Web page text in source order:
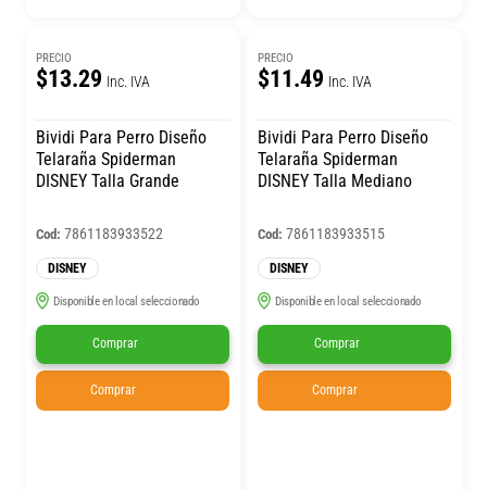
PRECIO
$13.29 Inc. IVA
Bividi Para Perro Diseño
Telaraña Spiderman
DISNEY Talla Grande
Cod: 7861183933522
DISNEY
Disponible en local seleccionado
Comprar
Comprar
PRECIO
$11.49 Inc. IVA
Bividi Para Perro Diseño
Telaraña Spiderman
DISNEY Talla Mediano
Cod: 7861183933515
DISNEY
Disponible en local seleccionado
Comprar
Comprar